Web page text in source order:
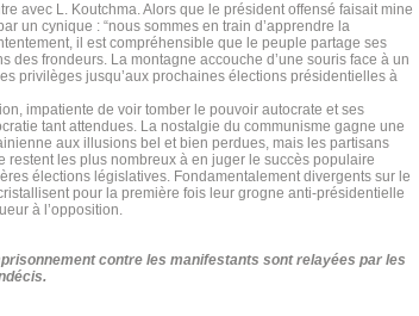
avec L. Koutchma. Alors que le président offensé faisait mine
un cynique : “nous sommes en train d’apprendre la
il est compréhensible que le peuple partage ses
des frondeurs. La montagne accouche d’une souris face à un
privilèges jusqu’aux prochaines élections présidentielles à
impatiente de voir tomber le pouvoir autocrate et ses
tant attendues. La nostalgie du communisme gagne une
aux illusions bel et bien perdues, mais les partisans
restent les plus nombreux à en juger le succès populaire
élections législatives. Fondamentalement divergents sur le
pour la première fois leur grogne anti-présidentielle
à l’opposition.
contre les manifestants sont relayées par les